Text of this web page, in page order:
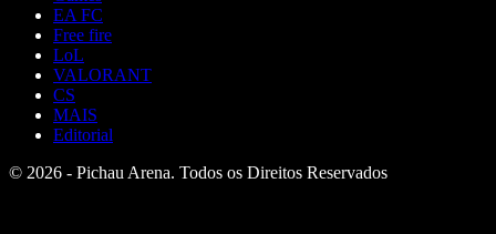
EA FC
Free fire
LoL
VALORANT
CS
MAIS
Editorial
© 2026 - Pichau Arena. Todos os Direitos Reservados